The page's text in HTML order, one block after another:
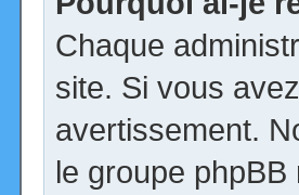
Chaque
site. Si vous
avertissement.
le groupe phpBB